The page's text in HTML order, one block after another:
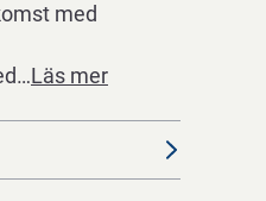
med
Läs mer